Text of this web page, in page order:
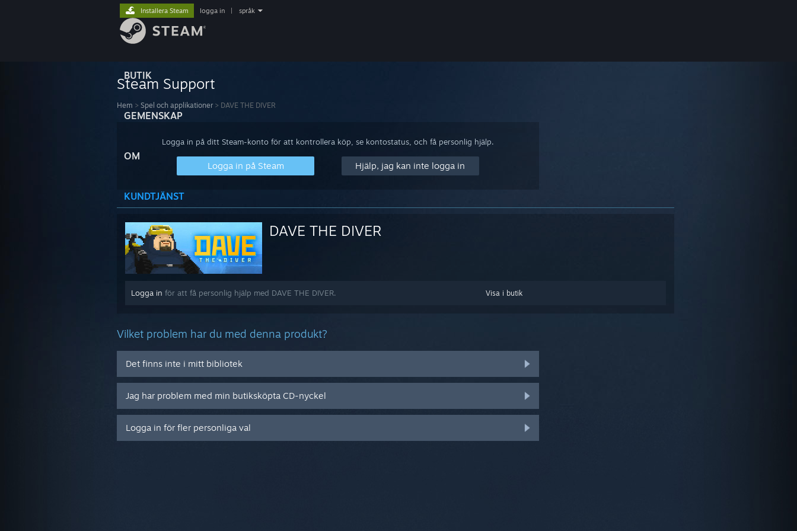
BUTIK
GEMENSKAP
OM
KUNDTJÄNST
Installera Steam logga in språk
Steam Support
Hem > Spel och applikationer > DAVE THE DIVER
Logga in på ditt Steam-konto för att kontrollera köp, se kontostatus, och få personlig hjälp.
Logga in på Steam Hjälp, jag kan inte logga in
DAVE THE DIVER
Visa i butik
Logga in för att få personlig hjälp med DAVE THE DIVER.
Vilket problem har du med denna produkt?
Det finns inte i mitt bibliotek
Jag har problem med min butiksköpta CD-nyckel
Logga in för fler personliga val